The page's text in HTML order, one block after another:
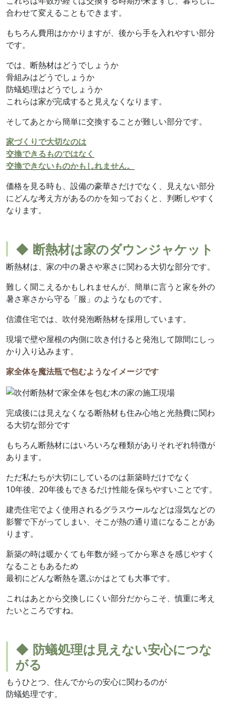
合わせて変えることもできます。
もちろん費用はかかりますが、後から手を入れやすい部分
です。
では、断熱材はどうでしょうか
骨組みはどうでしょうか
防蟻処理はどうでしょうか
これらは家が完成すると見えなくなります。
そしてあとから簡単に交換することが難しい部分です。
家づくりで大切なのは
交換できるものではなく
交換できないものかもしれません。
価格を見る時も、設備の豪華さだけでなく、見えない部分
にどんな考え方があるのかを知っておくと、判断しやすく
なります。
◆ 断熱材は家のダウンジャケット
断熱材は、家の中の暑さや寒さに関わる大切な部分です。
難しく聞こえるかもしれませんが、簡単に言うと家を外の
暑さ寒さから守る「服」のようなものです。
信濃住宅では、吹付発泡断熱材を採用しています。
現場で壁や屋根の内側に吹き付けると発泡して隙間にしっ
かり入り込みます。
家全体を魔法瓶で包むようなイメージです
完成後には見えなくなる断熱材も住み心地と光熱費に関わ
る大切な部分です
もちろん断熱材にはいろいろな種類がありそれぞれ特徴が
あります。
ただ私たちが大切にしているのは新築時だけでなく
10年後、20年後もできるだけ性能を保ちやすいことです。
建売住宅でよく使用されるグラスウールなどは湿気などの
影響で下がってしまい、そこが熱の通り道になることがあ
ります。
新築の時は暖かくても年数が経ってから寒さを感じやすく
なることもあるため
最初にどんな断熱を選ぶかはとても大事です。
これはあとから交換しにくい部分だからこそ、慎重に考え
たいところですね。
◆ 防蟻処理は見えない安心につな
がる
もうひとつ、住んでからの安心に関わるのが
防蟻処理です。